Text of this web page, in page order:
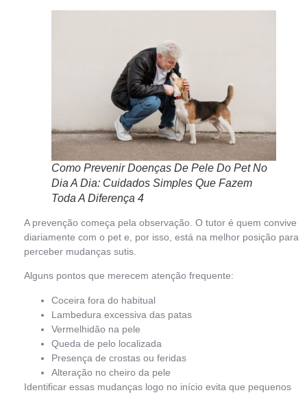
Como Prevenir Doenças De Pele Do Pet No
Dia A Dia: Cuidados Simples Que Fazem
Toda A Diferença 4
A prevenção começa pela observação. O tutor é quem convive
diariamente com o pet e, por isso, está na melhor posição para
perceber mudanças sutis.
Alguns pontos que merecem atenção frequente:
Coceira fora do habitual
Lambedura excessiva das patas
Vermelhidão na pele
Queda de pelo localizada
Presença de crostas ou feridas
Alteração no cheiro da pele
Identificar essas mudanças logo no início evita que pequenos